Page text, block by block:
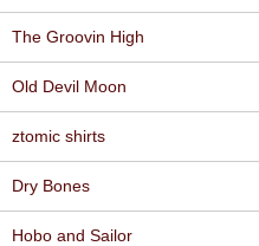
The Groovin High
Old Devil Moon
ztomic shirts
Dry Bones
Hobo and Sailor